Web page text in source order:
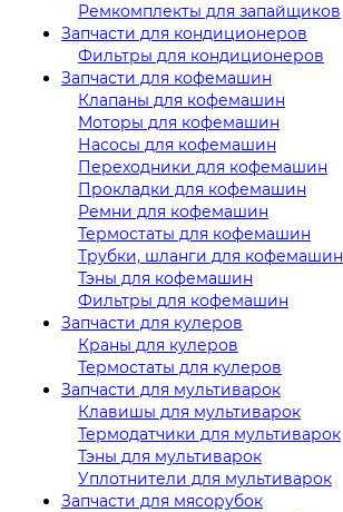
Ремкомплекты для запайщиков
Запчасти для кондиционеров
Фильтры для кондиционеров
Запчасти для кофемашин
Клапаны для кофемашин
Моторы для кофемашин
Насосы для кофемашин
Переходники для кофемашин
Прокладки для кофемашин
Ремни для кофемашин
Термостаты для кофемашин
Трубки, шланги для кофемашин
Тэны для кофемашин
Фильтры для кофемашин
Запчасти для кулеров
Краны для кулеров
Термостаты для кулеров
Запчасти для мультиварок
Клавишы для мультиварок
Термодатчики для мультиварок
Тэны для мультиварок
Уплотнители для мультиварок
Запчасти для мясорубок